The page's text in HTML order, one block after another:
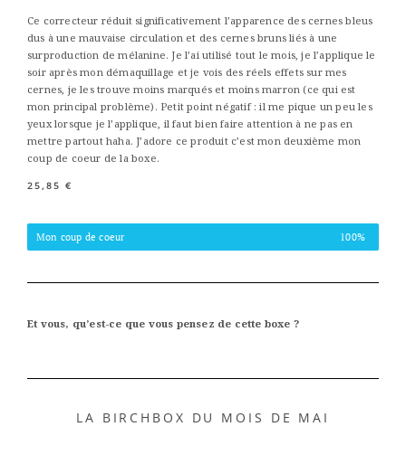
Ce correcteur réduit significativement l’apparence des cernes bleus
dus à une mauvaise circulation et des cernes bruns liés à une
surproduction de mélanine. Je l’ai utilisé tout le mois, je l’applique le
soir après mon démaquillage et je vois des réels effets sur mes
cernes, je les trouve moins marqués et moins marron (ce qui est
mon principal problème). Petit point négatif : il me pique un peu les
yeux lorsque je l’applique, il faut bien faire attention à ne pas en
mettre partout haha. J’adore ce produit c’est mon deuxième mon
coup de coeur de la boxe.
25,85 €
Mon coup de coeur 100%
Et vous, qu’est-ce que vous pensez de cette boxe ?
LA BIRCHBOX DU MOIS DE MAI